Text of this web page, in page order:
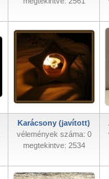
Karácsony (javított)
vélemények száma: 0
megtekintve: 2534